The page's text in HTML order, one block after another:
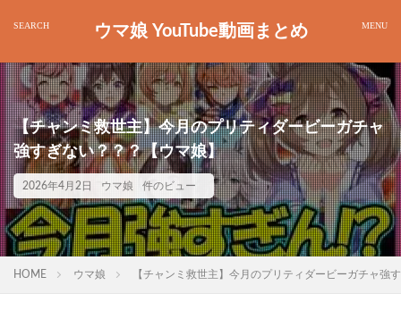
ウマ娘 YouTube動画まとめ
【チャンミ救世主】今月のプリティダービーガチャ
強すぎない？？？【ウマ娘】
2026年4月2日 ウマ娘 件のビュー
HOME ウマ娘 【チャンミ救世主】今月のプリティダービーガチャ強